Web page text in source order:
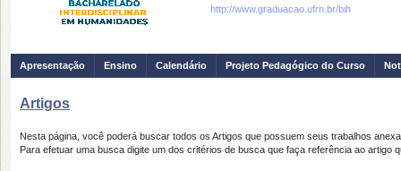
http://www.graduacao.ufrn.br/bih
Apresentação Ensino Calendário Projeto Pedagógico do Curso
Artigos
Nesta página, você poderá buscar todos os Artigos que possuem seus trabalhos
Para efetuar uma busca digite um dos critérios de busca que faça referência ao artigo